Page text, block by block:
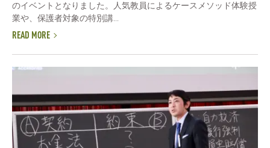
のイベントとなりました。人気教員によるケースメソッド体験授
業や、保護者対象の特別講...
READ MORE